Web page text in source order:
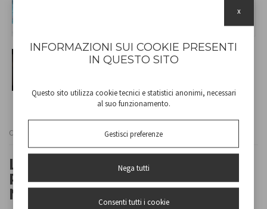
Cod
LAMPADA DA TAVOLO
RICARICABILE 2IN1 "CRISTAL"
NERA
INFORMAZIONI SUI COOKIE PRESENTI
IN QUESTO SITO
Questo sito utilizza cookie tecnici e statistici anonimi, necessari
al suo funzionamento.
Gestisci preferenze
Nega tutti
Consenti tutti i cookie
x